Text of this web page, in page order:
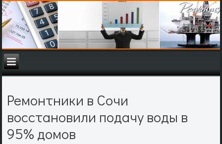
Ремонтники в Сочи
восстановили подачу воды в
95% домов